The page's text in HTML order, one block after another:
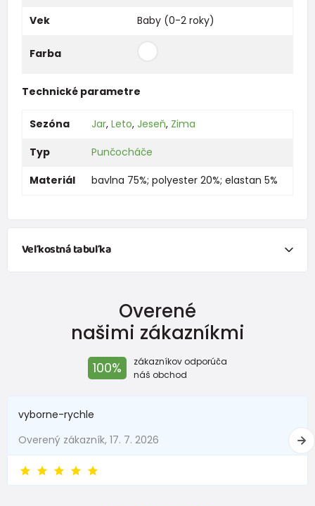
Vek
Baby (0-2 roky)
Farba
Technické parametre
Sezóna Jar, Leto, Jeseň, Zima
Typ
Punčocháče
Materiál
bavlna 75%; polyester 20%; elastan 5%
Veľkostná tabuľka
0-1 mesiace
1-2 mesiace 51 - 56
2-3 mesiace
80 9-12 mesiace 75 - 80
86 12-18 mesiace 81 - 86
Overené
našimi zákazníkmi
100%
zákazníkov odporúča
náš obchod
vyborne-rychle
Overený zákazník, 17. 7. 2026